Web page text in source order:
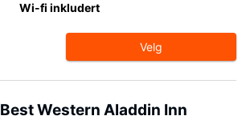
Wi-fi inkludert
Velg
Best Western Aladdin Inn